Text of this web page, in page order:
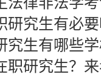
研究生有必
究生有哪些
研究生？来看